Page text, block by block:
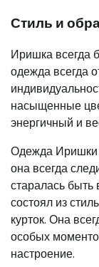
Стиль и
Иришка всегда
одежда всегда
насыщенные
энергичный и
Одежда Иришки
она всегда
старалась
состоял из
курток. Она
особых
настроение.